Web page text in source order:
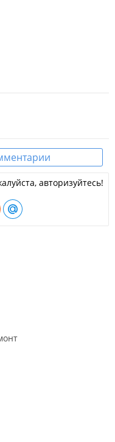
авторизуйтесь!